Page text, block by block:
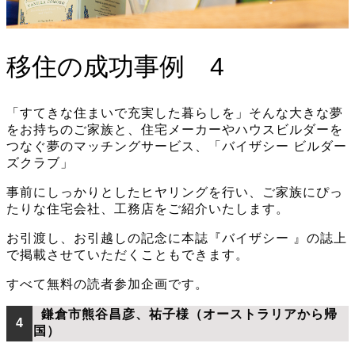
移住の成功事例 4
「すてきな住まいで充実した暮らしを」そんな大きな夢
をお持ちのご家族と、住宅メーカーやハウスビルダーを
つなぐ夢のマッチングサービス、「バイザシー ビルダー
ズクラブ」
事前にしっかりとしたヒヤリングを行い、ご家族にぴっ
たりな住宅会社、工務店をご紹介いたします。
お引渡し、お引越しの記念に本誌『バイザシー 』の誌上
で掲載させていただくこともできます。
すべて無料の読者参加企画です。
4
鎌倉市熊谷昌彦、祐子様（オーストラリアから帰
国）